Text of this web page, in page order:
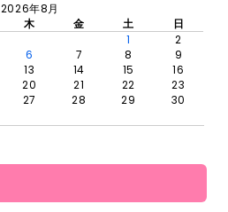
2026年8月
木 金 土
日
1
2
6 7 8
9
13 14 15
16
20 21 22
23
27 28 29
30